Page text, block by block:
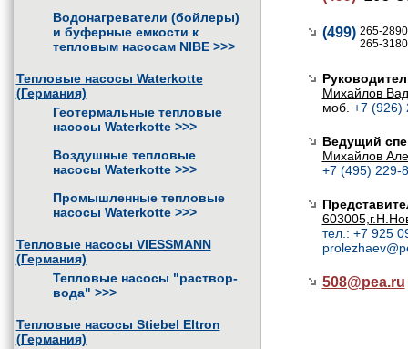
Водонагреватели (бойлеры)
и буферные емкости к
тепловым насосам NIBE >>>
Тепловые насосы Waterkotte
(Германия)
Геотермальные тепловые
насосы Waterkotte >>>
Воздушные тепловые
насосы Waterkotte >>>
Промышленные тепловые
насосы Waterkotte >>>
Тепловые насосы VIESSMANN
(Германия)
Тепловые насосы "раствор-
вода" >>>
Тепловые насосы Stiebel Eltron
(Германия)
(499) 265-2890
265-
Михайлов
моб. +7 (926)
Ведущий
Михайлов
+7 (495) 229-
тел.: +7 925
508@pea.ru